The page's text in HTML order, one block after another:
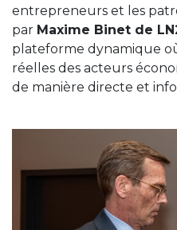
entrepreneurs et les
par Maxime Binet de
plateforme dynamique
réelles des acteurs
de manière directe et